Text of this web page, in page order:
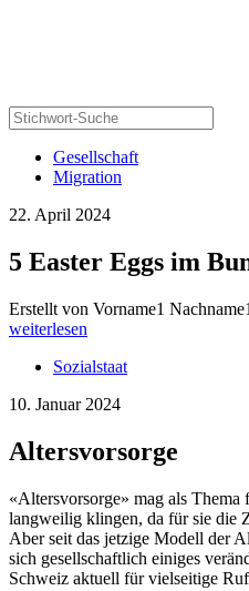
Gesellschaft
Migration
22. April 2024
5 Easter Eggs im
Erstellt von Vorname1 Nachname1
weiterlesen
Sozialstaat
10. Januar 2024
Altersvorsorge
«Altersvorsorge» mag als Thema
langweilig klingen, da für sie die
Aber seit das jetzige Modell der
sich gesellschaftlich einiges
Schweiz aktuell für vielseitige